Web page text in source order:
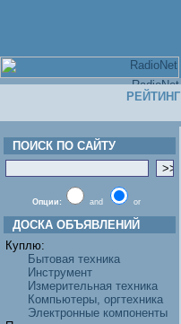
РЕЙТИНГ
ПОИСК ПО САЙТУ
Опции: and or
ДОСКА ОБЪЯВЛЕНИЙ
Куплю:
Бытовая техника
Инструмент
Измерительная техника
Компьютеры, оргтехника
Электронные компоненты